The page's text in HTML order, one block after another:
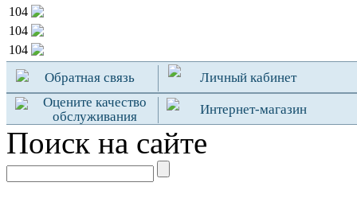
104
104
104
Обратная связь
Личный кабинет
Оцените качество
обслуживания
Интернет-магазин
Поиск на сайте